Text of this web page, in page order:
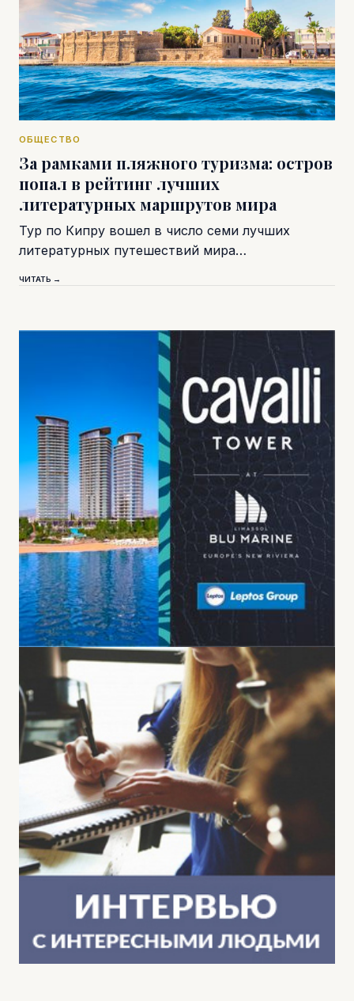
ОБЩЕСТВО
За рамками пляжного туризма: остров
попал в рейтинг лучших
литературных маршрутов мира
Тур по Кипру вошел в число семи лучших
литературных путешествий мира…
ЧИТАТЬ →